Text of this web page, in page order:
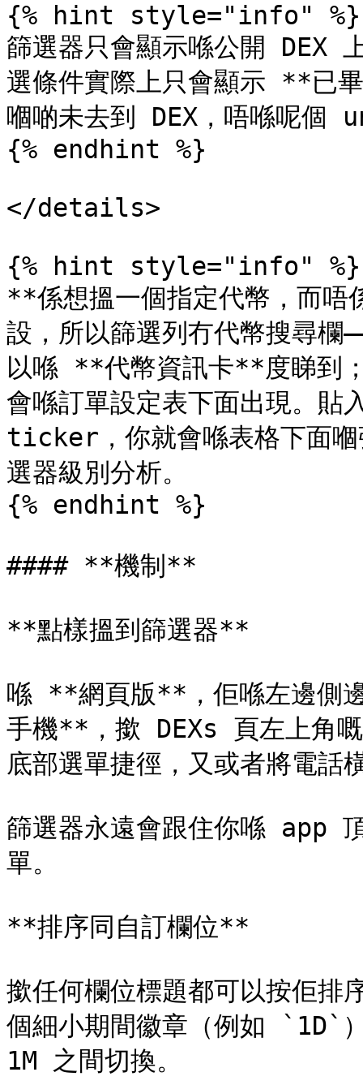
{% hint style="info" %}
篩選器只會顯示喺公開 DEX
選條件實際上只會顯示 **
嗰啲未去到 DEX，唔喺呢
{% endhint %}
</details>
{% hint style="info" %}
**係想搵一個指定代幣，而
設，所以篩選列冇代幣搜尋欄
以喺 **代幣資訊卡**度睇到
會喺訂單設定表下面出現。貼
ticker，你就會喺表格下面嗰
選器級別分析。
{% endhint %}
#### **機制**
**點樣搵到篩選器**
喺 **網頁版**，佢喺左邊
手機**，撳 DEXs 頁左上角
底部選單捷徑，又或者將電話
篩選器永遠會跟住你喺 app
單。
**排序同自訂欄位**
撳任何欄位標題都可以按佢排
個細小期間徽章（例如
1M 之間切換。